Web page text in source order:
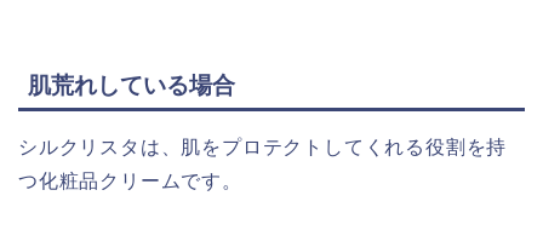
肌荒れしている場合
シルクリスタは、肌をプロテクトしてくれる役割を持
つ化粧品クリームです。